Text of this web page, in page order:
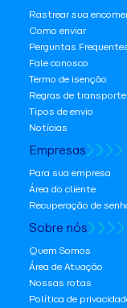
Rastrear sua
Como enviar
Perguntas
Fale conosco
Termo de isenção
Regras de transporte
Tipos de envio
Notícias
Empresas
Para sua empresa
Área do cliente
Recuperação de
Sobre nós
Quem Somos
Área de Atuação
Nossas rotas
Política de